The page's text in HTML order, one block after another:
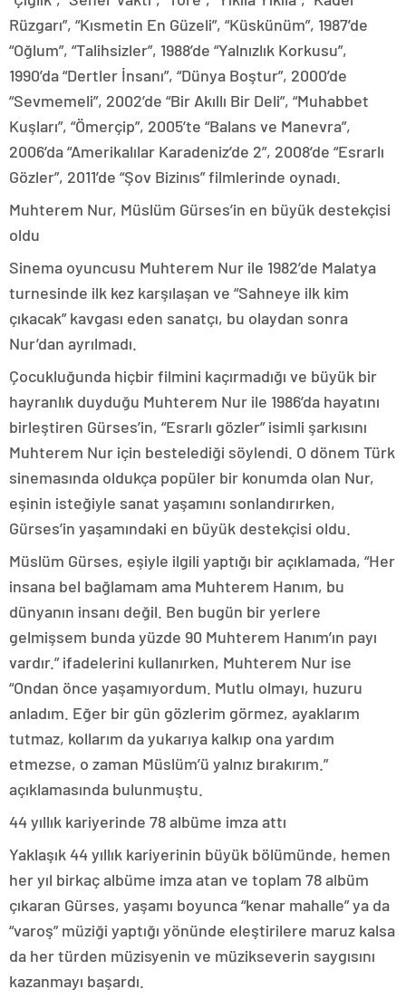
Rüzgarı”, “Kısmetin En Güzeli”, “Küskünüm”, 1987’de
“Oğlum”, “Talihsizler”, 1988’de “Yalnızlık Korkusu”,
1990’da “Dertler İnsanı”, “Dünya Boştur”, 2000’de
“Sevmemeli”, 2002’de “Bir Akıllı Bir Deli”, “Muhabbet
Kuşları”, “Ömerçip”, 2005’te “Balans ve Manevra”,
2006’da “Amerikalılar Karadeniz’de 2”, 2008’de “Esrarlı
Gözler”, 2011’de “Şov Bizinıs” filmlerinde oynadı.
Muhterem Nur, Müslüm Gürses’in en büyük destekçisi
oldu
Sinema oyuncusu Muhterem Nur ile 1982’de Malatya
turnesinde ilk kez karşılaşan ve “Sahneye ilk kim
çıkacak” kavgası eden sanatçı, bu olaydan sonra
Nur’dan ayrılmadı.
Çocukluğunda hiçbir filmini kaçırmadığı ve büyük bir
hayranlık duyduğu Muhterem Nur ile 1986’da hayatını
birleştiren Gürses’in, “Esrarlı gözler” isimli şarkısını
Muhterem Nur için bestelediği söylendi. O dönem Türk
sinemasında oldukça popüler bir konumda olan Nur,
eşinin isteğiyle sanat yaşamını sonlandırırken,
Gürses’in yaşamındaki en büyük destekçisi oldu.
Müslüm Gürses, eşiyle ilgili yaptığı bir açıklamada, “Her
insana bel bağlamam ama Muhterem Hanım, bu
dünyanın insanı değil. Ben bugün bir yerlere
gelmişsem bunda yüzde 90 Muhterem Hanım’ın payı
vardır.” ifadelerini kullanırken, Muhterem Nur ise
“Ondan önce yaşamıyordum. Mutlu olmayı, huzuru
anladım. Eğer bir gün gözlerim görmez, ayaklarım
tutmaz, kollarım da yukarıya kalkıp ona yardım
etmezse, o zaman Müslüm’ü yalnız bırakırım.”
açıklamasında bulunmuştu.
44 yıllık kariyerinde 78 albüme imza attı
Yaklaşık 44 yıllık kariyerinin büyük bölümünde, hemen
her yıl birkaç albüme imza atan ve toplam 78 albüm
çıkaran Gürses, yaşamı boyunca “kenar mahalle” ya da
“varoş” müziği yaptığı yönünde eleştirilere maruz kalsa
da her türden müzisyenin ve müzikseverin saygısını
kazanmayı başardı.